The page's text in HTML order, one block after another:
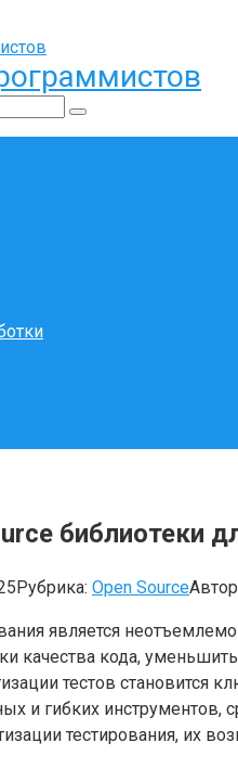
библиотеки
Рубрика: Open Source
является
качества кода,
тестов
и гибких инструментов,
тестирования, их